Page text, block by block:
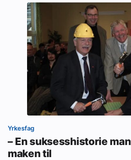
Yrkesfag
– En suksesshistorie
maken til